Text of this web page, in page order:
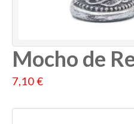
Mocho de
7,10 €